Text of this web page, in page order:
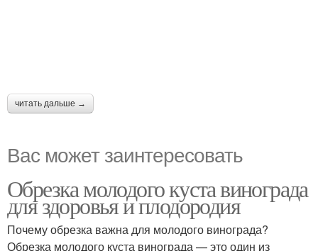
читать дальше →
Вас может заинтересовать
Обрезка молодого куста винограда
для здоровья и плодородия
Почему обрезка важна для молодого винограда?
Обрезка молодого куста винограда — это один из